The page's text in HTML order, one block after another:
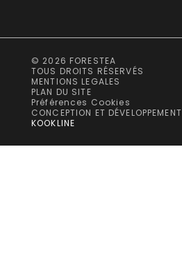
© 2026 FORESTEA
TOUS DROITS RÉSERVÉS
MENTIONS LEGALES
PLAN DU SITE
Préférences Cookies
CONCEPTION ET DÉVELOPPEMENT
KOOKLINE